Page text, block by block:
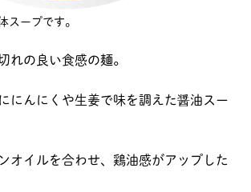
スープです。
れの良い食感の麺。
にんにくや生姜で味を調えた醤油スー
オイルを合わせ、鶏油感がアップした